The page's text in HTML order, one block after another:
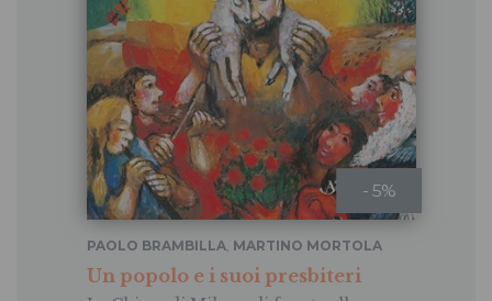
- 5%
Un popolo e i suoi presbiteri
PAOLO BRAMBILLA, MARTINO MORTOLA